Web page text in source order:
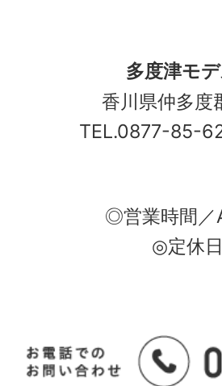
多度津モ
香川県仲多
TEL.0877-85-
◎営業時間
◎定休